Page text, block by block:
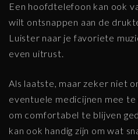
Een hoofdtelefoon kan ook
wilt ontsnappen aan de
Luister naar je favoriete
even uitrust.
Als laatste, maar zeker niet
eventuele medicijnen mee
om comfortabel te blijven
kan ook handig zijn om wat